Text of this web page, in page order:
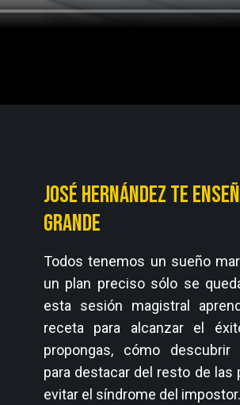
José Hernández te
grande
Todos tenemos un sueño
un plan preciso sólo se
esta sesión magistral
receta para alcanzar el
propongas, cómo
para destacar del resto de las
evitar el síndrome del impostor.